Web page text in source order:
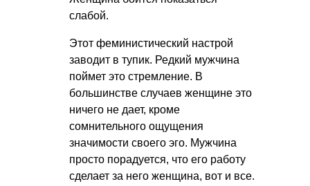
слабой.
Этот феминистический настрой
заводит в тупик. Редкий мужчина
поймет это стремление. В
большинстве случаев женщине это
ничего не дает, кроме
сомнительного ощущения
значимости своего эго. Мужчина
просто порадуется, что его работу
сделает за него женщина, вот и все.